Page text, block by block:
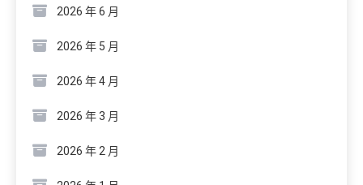
2026 年 6 月
2026 年 5 月
2026 年 4 月
2026 年 3 月
2026 年 2 月